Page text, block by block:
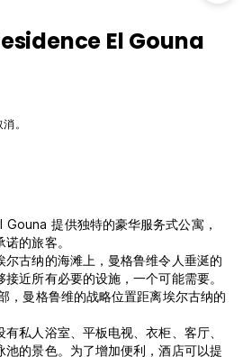
El Gouna
。
提供独特的豪华服务式公寓，
的旅客。
尔古纳的海滩上，曼格鲁维令人垂涎的
近所有必要的设施，一个可能需要。
，曼格鲁维的战略位置距离埃尔古纳的
私人浴室、平板电视、衣柜、客厅、
池的景色。为了增加便利，酒店可以提